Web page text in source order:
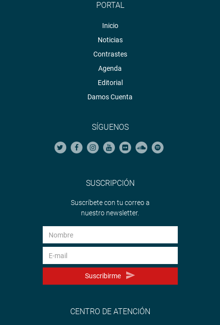
PORTAL
Inicio
Noticias
Contrastes
Agenda
Editorial
Damos Cuenta
SÍGUENOS
SUSCRIPCIÓN
Suscríbete con tu correo a
nuestro newsletter.
Suscribirme
CENTRO DE ATENCIÓN